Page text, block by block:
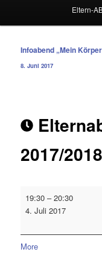
Eltern-
Beitragsnavigation
Infoabend „Mein
8. Juni 2017
2017/2018
19:30 –20:30
4. Juli 2017
More